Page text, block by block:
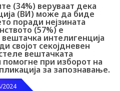
i
k
t
o
k
-
i
c
(34%) веруваат дека
(ВИ) може да биде
поради нејзината
(57%) е
интелигенција
својот секојдневен
вештачката
помогне при изборот на
за запознавање.
2024